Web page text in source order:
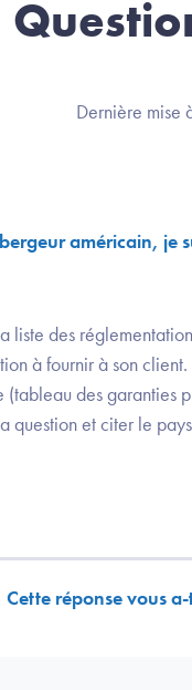
Dernière
américain, je
liste des
à fournir à son client.
(tableau des garanties
question et citer le
Cette réponse vous